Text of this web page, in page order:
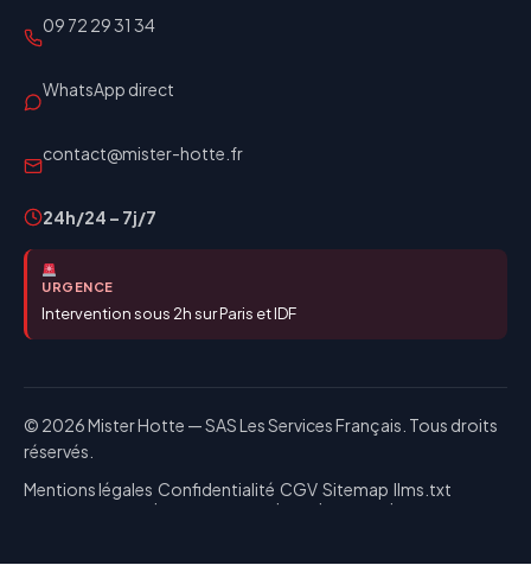
09 72 29 31 34
WhatsApp direct
contact@mister-hotte.fr
24h/24 – 7j/7
URGENCE
Intervention sous 2h sur Paris et IDF
© 2026 Mister Hotte — SAS Les Services Français. Tous droits
réservés.
Mentions légales
·
Confidentialité
·
CGV
·
Sitemap
·
llms.txt